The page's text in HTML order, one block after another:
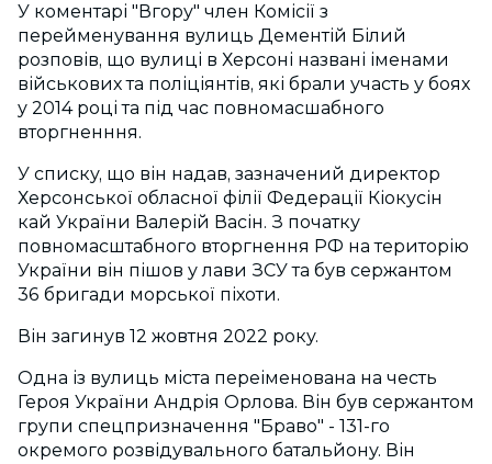
У коментарі "Вгору" член Комісії з
перейменування вулиць Дементій Білий
розповів, що вулиці в Херсоні названі іменами
військових та поліціянтів, які брали участь у боях
у 2014 році та під час повномасшабного
вторгненння.
У списку, що він надав, зазначений директор
Херсонської обласної філії Федерації Кіокусін
кай України Валерій Васін. З початку
повномасштабного вторгнення РФ на територію
України він пішов у лави ЗСУ та був сержантом
36 бригади морської піхоти.
Він загинув 12 жовтня 2022 року.
Одна із вулиць міста переіменована на честь
Героя України Андрія Орлова. Він був сержантом
групи спецпризначення "Браво" - 131-го
окремого розвідувального батальйону. Він